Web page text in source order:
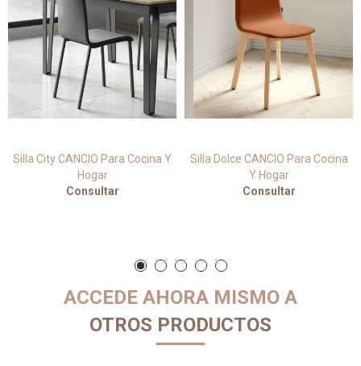
Silla City CANCIO Para Cocina Y
Hogar
Consultar
Silla Dolce CANCIO Para Cocina
Y Hogar
Consultar
ACCEDE AHORA MISMO A
OTROS PRODUCTOS